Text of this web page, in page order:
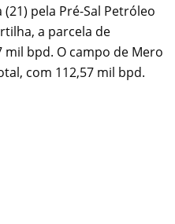
pela Pré-Sal Petróleo
a parcela de
bpd. O campo de Mero
com 112,57 mil bpd.